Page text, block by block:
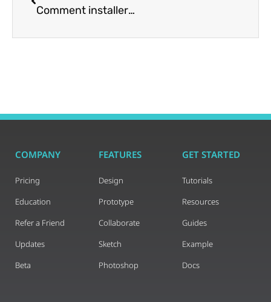
Comment installer Nextcloud AIO sur Ubuntu
COMPANY
Pricing
Education
Refer a Friend
Updates
Beta
FEATURES
Design
Prototype
Collaborate
Sketch
Photoshop
GET STARTED
Tutorials
Resources
Guides
Example
Docs